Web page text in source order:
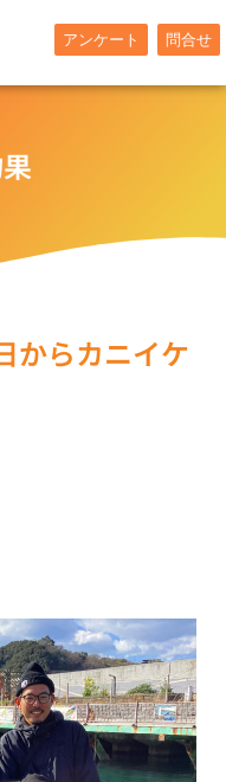
アンケート 問合せ
らカニイケ